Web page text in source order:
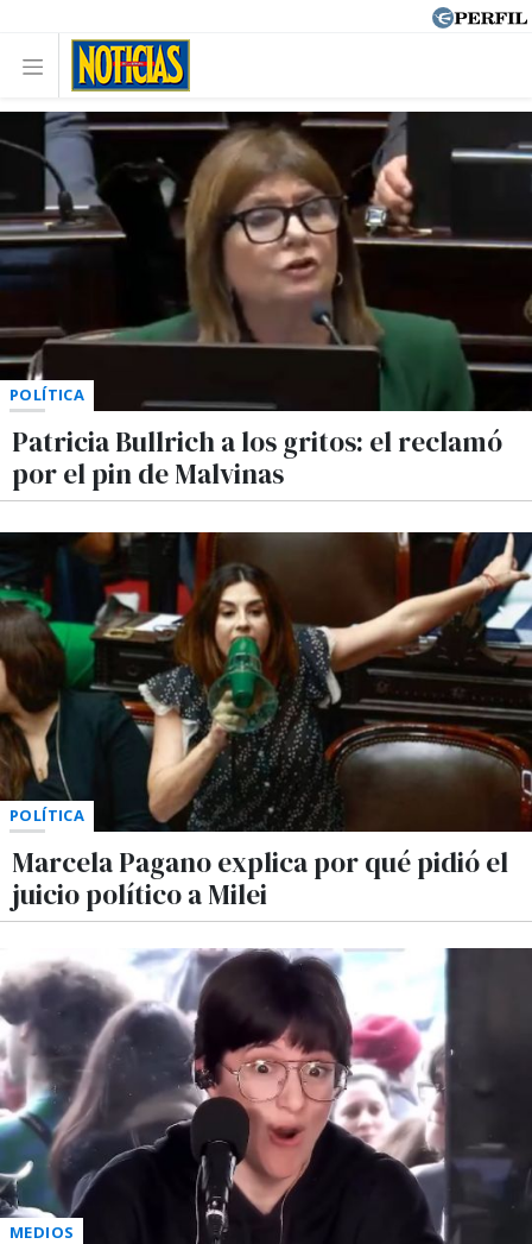
POLÍTICA
Patricia Bullrich a los gritos: el reclamó
por el pin de Malvinas
POLÍTICA
Marcela Pagano explica por qué pidió el
juicio político a Milei
MEDIOS